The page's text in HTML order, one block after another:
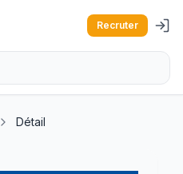
Recruter
Détail